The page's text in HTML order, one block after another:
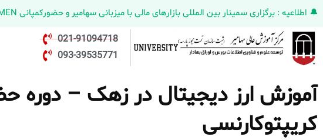
🔔 اطلاعیه : برگزاری سمینار بین المللی بازارهای مالی با میزبانی سهامیر و حضورکمپانی HELMEN کانادا و مدیر ارشد FINESENCE اتریش
021-91094718
093-39535771
آموزش ارز دیجیتال در زهک – دوره
کریپتوکارنسی